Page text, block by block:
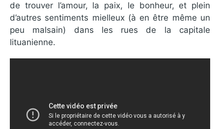
de trouver l’amour, la paix, le bonheur, et plein
d’autres sentiments mielleux (à en être même un
peu malsain) dans les rues de la capitale
lituanienne.